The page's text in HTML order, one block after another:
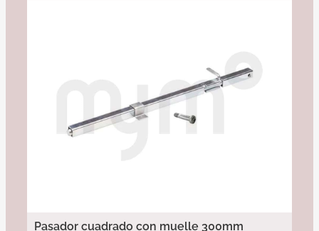
Pasador cuadrado con muelle 300mm